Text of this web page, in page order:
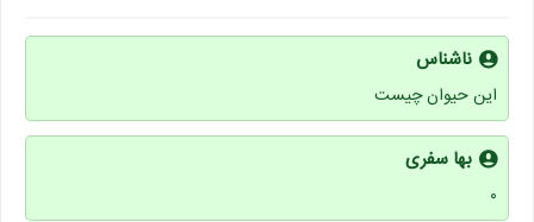
ناشناس
این حیوان چیست
بها سفری
۰